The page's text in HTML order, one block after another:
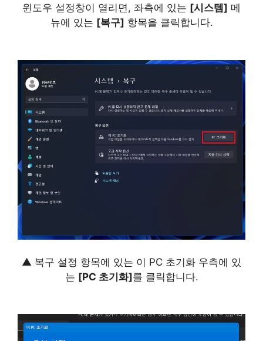
윈도우 설정창이 열리면, 좌측에 있는 [시스템] 메
뉴에 있는 [복구] 항목을 클릭합니다.
▲ 복구 설정 항목에 있는 이 PC 초기화 우측에 있
는 [PC 초기화]를 클릭합니다.